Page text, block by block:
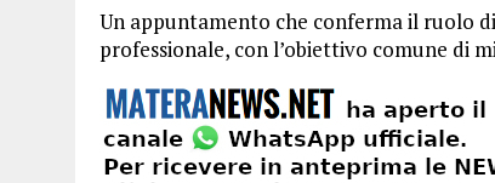
Un appuntamento che conferma il ruolo
professionale, con l’obiettivo comune di